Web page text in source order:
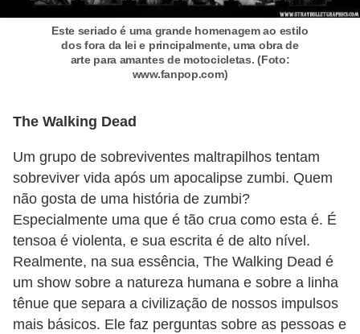
Este seriado é uma grande homenagem ao estilo
dos fora da lei e principalmente, uma obra de
arte para amantes de motocicletas. (Foto:
www.fanpop.com)
The Walking Dead
Um grupo de sobreviventes maltrapilhos tentam
sobreviver vida após um apocalipse zumbi. Quem
não gosta de uma história de zumbi?
Especialmente uma que é tão crua como esta é. É
tensoa é violenta, e sua escrita é de alto nível.
Realmente, na sua essência, The Walking Dead é
um show sobre a natureza humana e sobre a linha
tênue que separa a civilização de nossos impulsos
mais básicos. Ele faz perguntas sobre as pessoas e
M
m
s
c
u
l
i
n
a